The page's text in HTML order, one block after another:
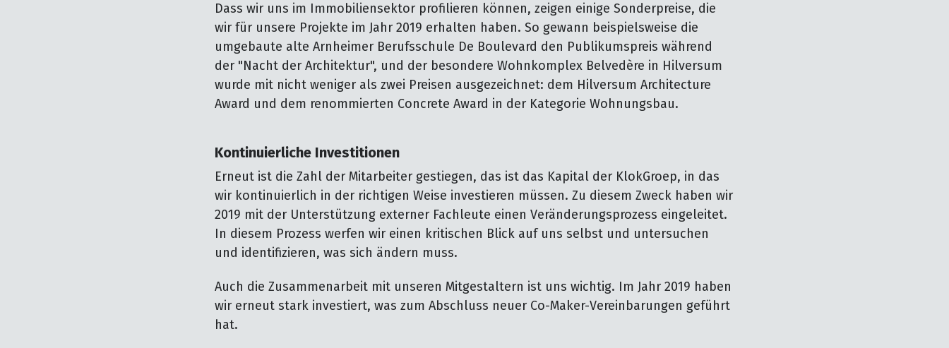
Dass wir uns im Immobiliensektor profilieren können, zeigen einige Sonderpreise, die
wir für unsere Projekte im Jahr 2019 erhalten haben. So gewann beispielsweise die
umgebaute alte Arnheimer Berufsschule De Boulevard den Publikumspreis während
der "Nacht der Architektur", und der besondere Wohnkomplex Belvedère in Hilversum
wurde mit nicht weniger als zwei Preisen ausgezeichnet: dem Hilversum Architecture
Award und dem renommierten Concrete Award in der Kategorie Wohnungsbau.
Kontinuierliche Investitionen
Erneut ist die Zahl der Mitarbeiter gestiegen, das ist das Kapital der KlokGroep, in das
wir kontinuierlich in der richtigen Weise investieren müssen. Zu diesem Zweck haben wir
2019 mit der Unterstützung externer Fachleute einen Veränderungsprozess eingeleitet.
In diesem Prozess werfen wir einen kritischen Blick auf uns selbst und untersuchen
und identifizieren, was sich ändern muss.
Auch die Zusammenarbeit mit unseren Mitgestaltern ist uns wichtig. Im Jahr 2019 haben
wir erneut stark investiert, was zum Abschluss neuer Co-Maker-Vereinbarungen geführt
hat.